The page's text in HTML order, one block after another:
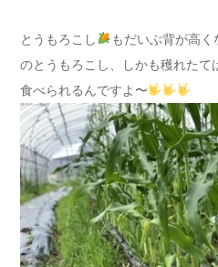
とうもろこし もだいぶ背が高
のとうもろこし、しかも穫れたて
食べられるんですよ〜